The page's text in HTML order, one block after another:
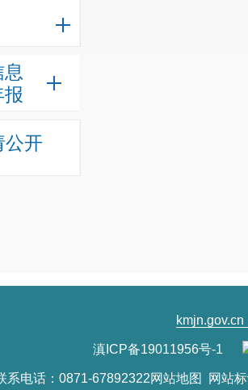
公开
kmjn.gov.cn
滇ICP备19011956号-1
系电话：0871-67892322网站地图 网站